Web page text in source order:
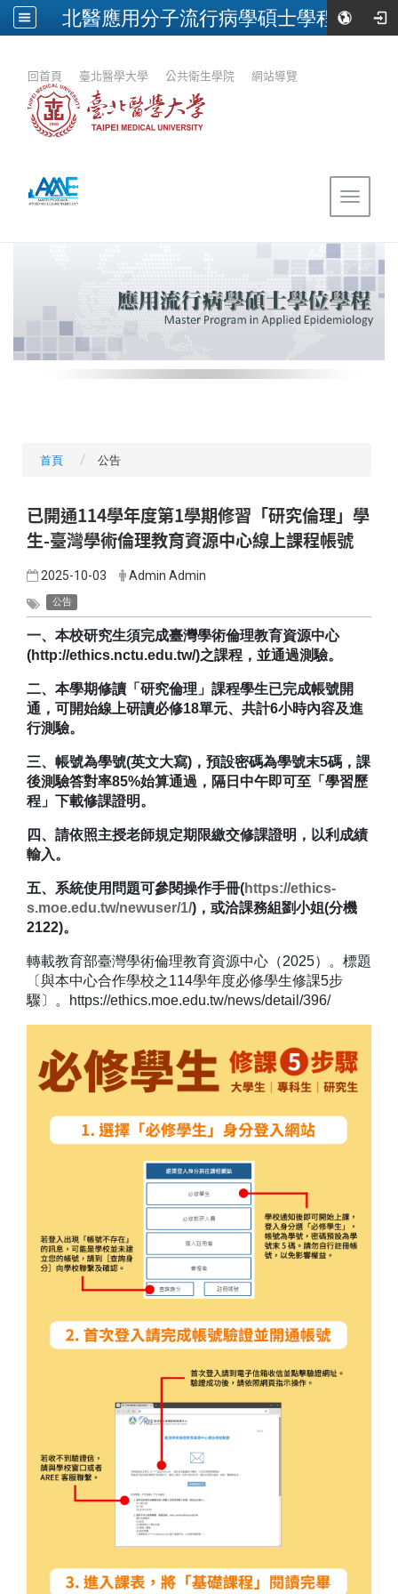
北醫應用分子流行病學碩士學程
回首頁 臺北醫學大學 公共衛生學院 網站導覽
Toggle
首頁 公告
已開通114學年度第1學期修習「研究倫理」學
生-臺灣學術倫理教育資源中心線上課程帳號
2025-10-03 Admin Admin
公告
一、本校研究生須完成臺灣學術倫理教育資源中心
(http://ethics.nctu.edu.tw/)之課程，並通過測驗。
二、本學期修讀「研究倫理」課程學生已完成帳號開
通，可開始線上研讀必修18單元、共計6小時內容及進
行測驗。
三、帳號為學號(英文大寫)，預設密碼為學號末5碼，課
後測驗答對率85%始算通過，隔日中午即可至「學習歷
程」下載修課證明。
四、請依照主授老師規定期限繳交修課證明，以利成績
輸入。
五、系統使用問題可參閱操作手冊(https://ethics-
s.moe.edu.tw/newuser/1/)，或洽課務組劉小姐(分機
2122)。
轉載教育部臺灣學術倫理教育資源中心（2025）。標題
〔與本中心合作學校之114學年度必修學生修課5步
驟〕。https://ethics.moe.edu.tw/news/detail/396/